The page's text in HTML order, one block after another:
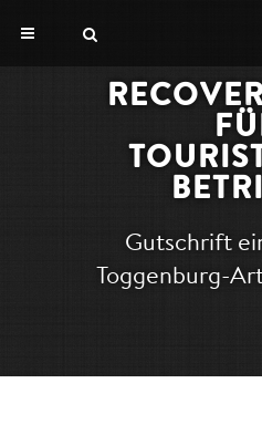
Gutschrift
Toggenburg-